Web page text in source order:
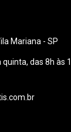
Mariana - SP
das 8h às